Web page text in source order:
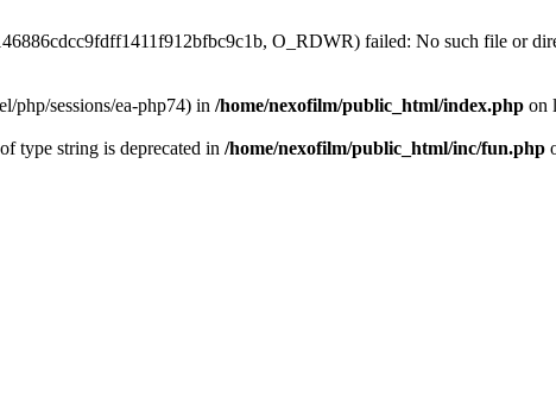
O_RDWR) failed: No such file or
php/sessions/ea-php74) in /home/nexofilm/public_html/index.php on
type string is deprecated in /home/nexofilm/public_html/inc/fun.php